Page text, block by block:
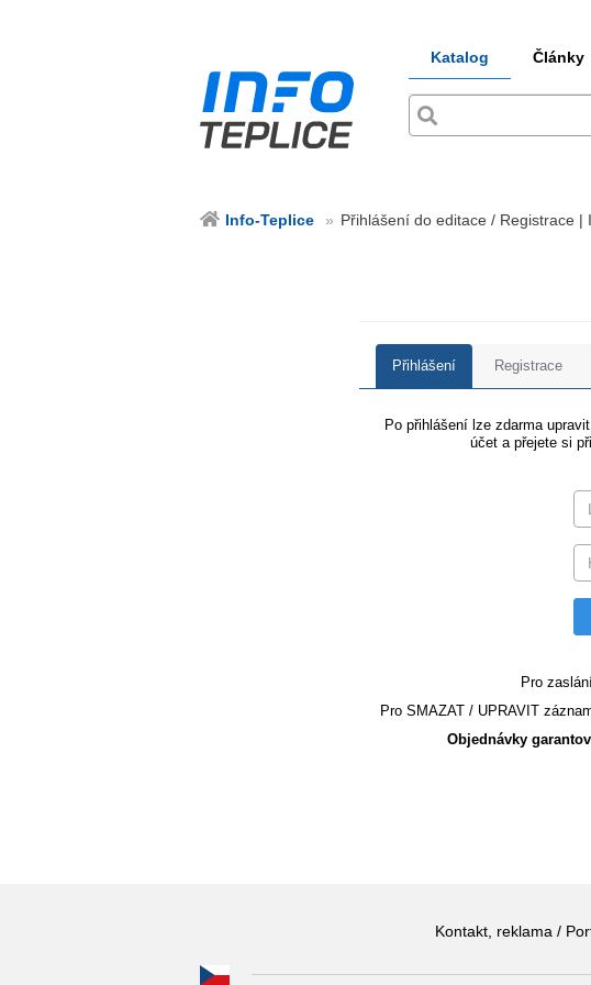
Katalog Články
Info-Teplice Přihlášení do editace / Registrace |
Přihlášení Registrace
Po přihlášení lze zdarma
účet a přejete si
Pro
Pro SMAZAT / UPRAVIT
Objednávky
Kontakt, reklama /